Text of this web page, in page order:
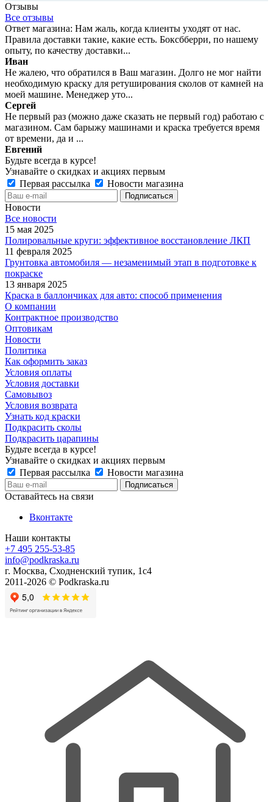
Отзывы
Все отзывы
Ответ магазина: Нам жаль, когда клиенты уходят от нас.
Правила доставки такие, какие есть. Боксбберри, по нашему
опыту, по качеству доставки...
Иван
Не жалею, что обратился в Ваш магазин. Долго не мог найти
необходимую краску для ретуширования сколов от камней на
моей машине. Менеджер уто...
Сергей
Не первый раз (можно даже сказать не первый год) работаю с
магазином. Сам барыжу машинами и краска требуется время
от времени, да и ...
Евгений
Будьте всегда в курсе!
Узнавайте о скидках и акциях первым
Первая рассылка
Новости магазина
Новости
Все новости
15 мая 2025
Полировальные круги: эффективное восстановление ЛКП
11 февраля 2025
Грунтовка автомобиля — незаменимый этап в подготовке к
покраске
13 января 2025
Краска в баллончиках для авто: способ применения
О компании
Контрактное производство
Оптовикам
Новости
Политика
Как оформить заказ
Условия оплаты
Условия доставки
Самовывоз
Условия возврата
Узнать код краски
Подкрасить сколы
Подкрасить царапины
Будьте всегда в курсе!
Узнавайте о скидках и акциях первым
Первая рассылка
Новости магазина
Оставайтесь на связи
Вконтакте
Наши контакты
+7 495 255-53-85
info@podkraska.ru
г. Москва, Сходненский тупик, 1с4
2011-2026 © Podkraska.ru